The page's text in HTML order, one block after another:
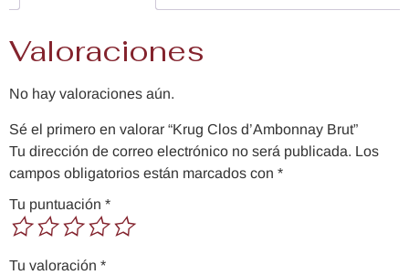
Valoraciones
No hay valoraciones aún.
Sé el primero en valorar “Krug Clos d’Ambonnay Brut”
Tu dirección de correo electrónico no será publicada. Los
campos obligatorios están marcados con *
Tu puntuación *
Tu valoración *